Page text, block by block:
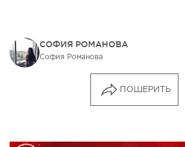
СОФИЯ РОМАНОВА
София Романова
ПОШЕРИТЬ